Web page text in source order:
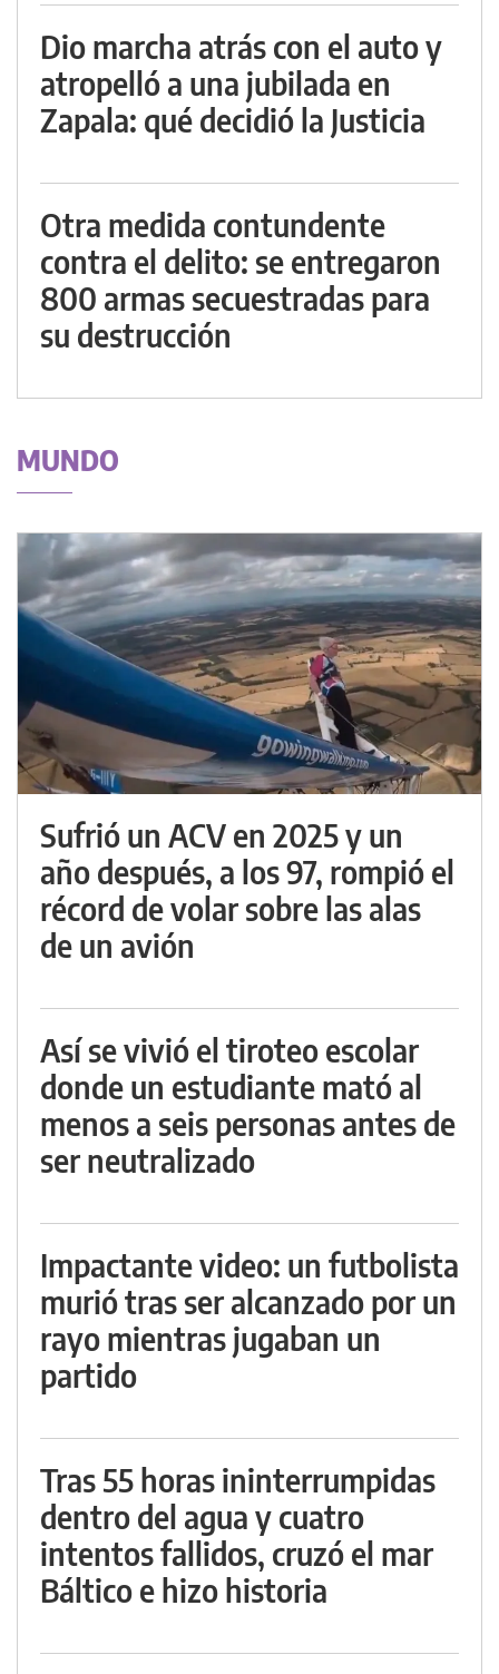
Dio marcha atrás con el auto y
atropelló a una jubilada en
Zapala: qué decidió la Justicia
Otra medida contundente
contra el delito: se entregaron
800 armas secuestradas para
su destrucción
MUNDO
Sufrió un ACV en 2025 y un
año después, a los 97, rompió el
récord de volar sobre las alas
de un avión
Así se vivió el tiroteo escolar
donde un estudiante mató al
menos a seis personas antes de
ser neutralizado
Impactante video: un futbolista
murió tras ser alcanzado por un
rayo mientras jugaban un
partido
Tras 55 horas ininterrumpidas
dentro del agua y cuatro
intentos fallidos, cruzó el mar
Báltico e hizo historia